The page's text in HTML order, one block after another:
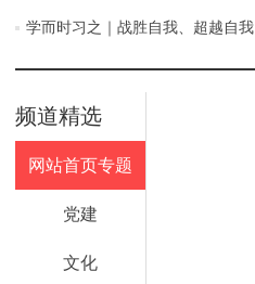
学而时习之｜战胜自我、超越自我
频道精选
网站首页专题
党建
文化